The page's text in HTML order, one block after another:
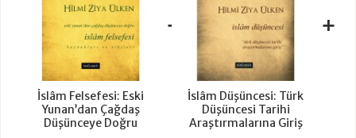
İslâm Felsefesi: Eski
Yunan’dan Çağdaş
Düşünceye Doğru
+
İslâm Düşüncesi: Türk
Düşüncesi Tarihi
Araştırmalarına Giriş
+